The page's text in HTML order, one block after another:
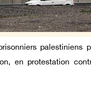
palestiniens
en protestation